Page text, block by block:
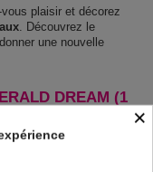
plaisir et décorez
. Découvrez le
une nouvelle
DREAM (1
est imprimé sur un papier
les couleurs
×